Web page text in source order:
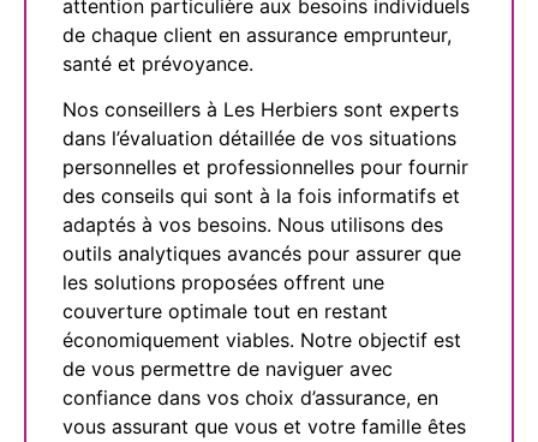
attention particulière aux besoins individuels
de chaque client en assurance emprunteur,
santé et prévoyance.
Nos conseillers à Les Herbiers sont experts
dans l’évaluation détaillée de vos situations
personnelles et professionnelles pour fournir
des conseils qui sont à la fois informatifs et
adaptés à vos besoins. Nous utilisons des
outils analytiques avancés pour assurer que
les solutions proposées offrent une
couverture optimale tout en restant
économiquement viables. Notre objectif est
de vous permettre de naviguer avec
confiance dans vos choix d’assurance, en
vous assurant que vous et votre famille êtes